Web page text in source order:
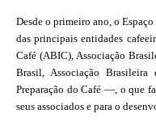
Desde o primeiro ano, o
das principais entidades
Café (ABIC), Associação
Brasil, Associação
Preparação do Café —, o que
seus associados e para o